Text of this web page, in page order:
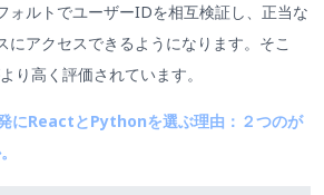
ォルトでユーザーIDを相互検証し、正当な
にアクセスできるようになります。そこ
り高く評価されています。
にReactとPythonを選ぶ理由：２つのが